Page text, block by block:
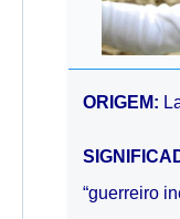
ORIGEM:
“guerreiro